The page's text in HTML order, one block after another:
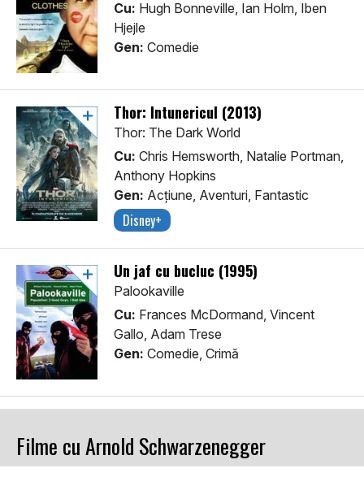
Cu: Hugh Bonneville, Ian Holm, Iben
Hjejle
Gen: Comedie
Thor: Întunericul (2013)
Thor: The Dark World
Cu: Chris Hemsworth, Natalie Portman,
Anthony Hopkins
Gen: Acţiune, Aventuri, Fantastic
Disney+
Un jaf cu bucluc (1995)
Palookaville
Cu: Frances McDormand, Vincent
Gallo, Adam Trese
Gen: Comedie, Crimă
Filme cu Arnold Schwarzenegger